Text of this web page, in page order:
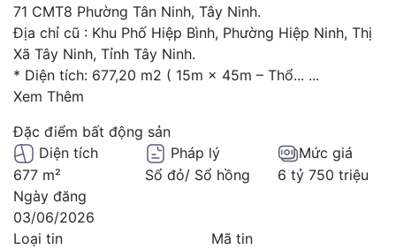
71 CMT8 Phường Tân Ninh, Tây Ninh.
Địa chỉ cũ : Khu Phố Hiệp Bình, Phường Hiệp Ninh, Thị
Xã Tây Ninh, Tỉnh Tây Ninh.
* Diện tích: 677,20 m2 ( 15m × 45m – Thổ... ...
Xem Thêm
Đặc điểm bất động sản
Diện tích
677 m²
Pháp lý
Sổ đỏ/ Sổ hồng
Mức giá
6 tỷ 750 triệu
Ngày đăng
03/06/2026
Loại tin
Mã tin